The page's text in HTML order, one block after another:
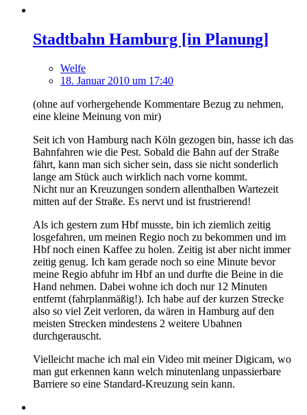
Stadtbahn Hamburg [in Planung]
Welfe
18. Januar 2010 um 17:40
(ohne auf vorhergehende Kommentare Bezug zu nehmen,
eine kleine Meinung von mir)
Seit ich von Hamburg nach Köln gezogen bin, hasse ich das
Bahnfahren wie die Pest. Sobald die Bahn auf der Straße
fährt, kann man sich sicher sein, dass sie nicht sonderlich
lange am Stück auch wirklich nach vorne kommt.
Nicht nur an Kreuzungen sondern allenthalben Wartezeit
mitten auf der Straße. Es nervt und ist frustrierend!
Als ich gestern zum Hbf musste, bin ich ziemlich zeitig
losgefahren, um meinen Regio noch zu bekommen und im
Hbf noch einen Kaffee zu holen. Zeitig ist aber nicht immer
zeitig genug. Ich kam gerade noch so eine Minute bevor
meine Regio abfuhr im Hbf an und durfte die Beine in die
Hand nehmen. Dabei wohne ich doch nur 12 Minuten
entfernt (fahrplanmäßig!). Ich habe auf der kurzen Strecke
also so viel Zeit verloren, da wären in Hamburg auf den
meisten Strecken mindestens 2 weitere Ubahnen
durchgerauscht.
Vielleicht mache ich mal ein Video mit meiner Digicam, wo
man gut erkennen kann welch minutenlang unpassierbare
Barriere so eine Standard-Kreuzung sein kann.